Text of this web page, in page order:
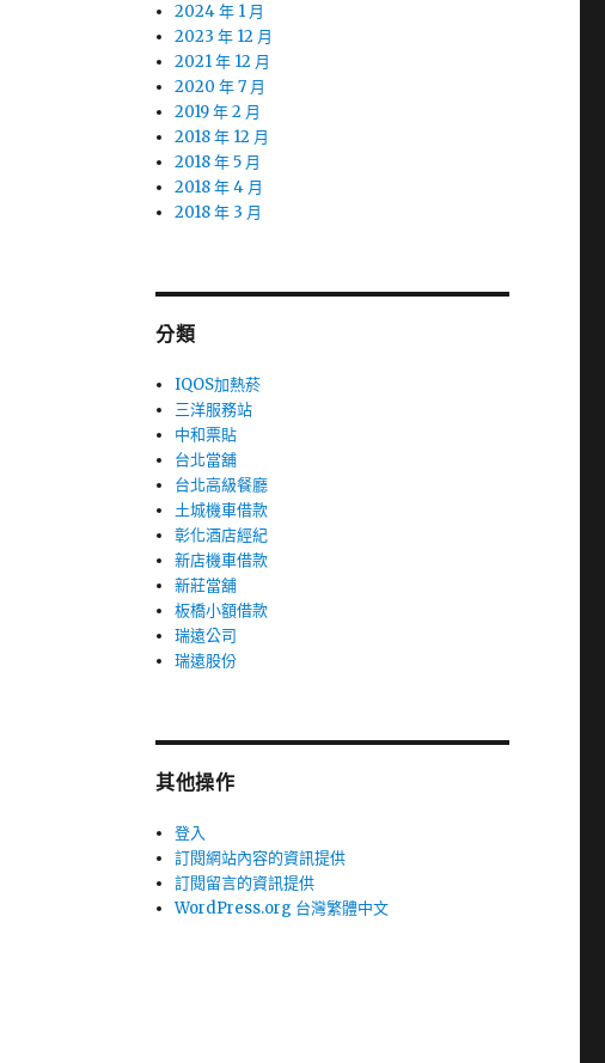
2024 年 1 月
2023 年 12 月
2021 年 12 月
2020 年 7 月
2019 年 2 月
2018 年 12 月
2018 年 5 月
2018 年 4 月
2018 年 3 月
分類
IQOS加熱菸
三洋服務站
中和票貼
台北當舖
台北高級餐廳
土城機車借款
彰化酒店經紀
新店機車借款
新莊當舖
板橋小額借款
瑞遠公司
瑞遠股份
其他操作
登入
訂閱網站內容的資訊提供
訂閱留言的資訊提供
WordPress.org 台灣繁體中文